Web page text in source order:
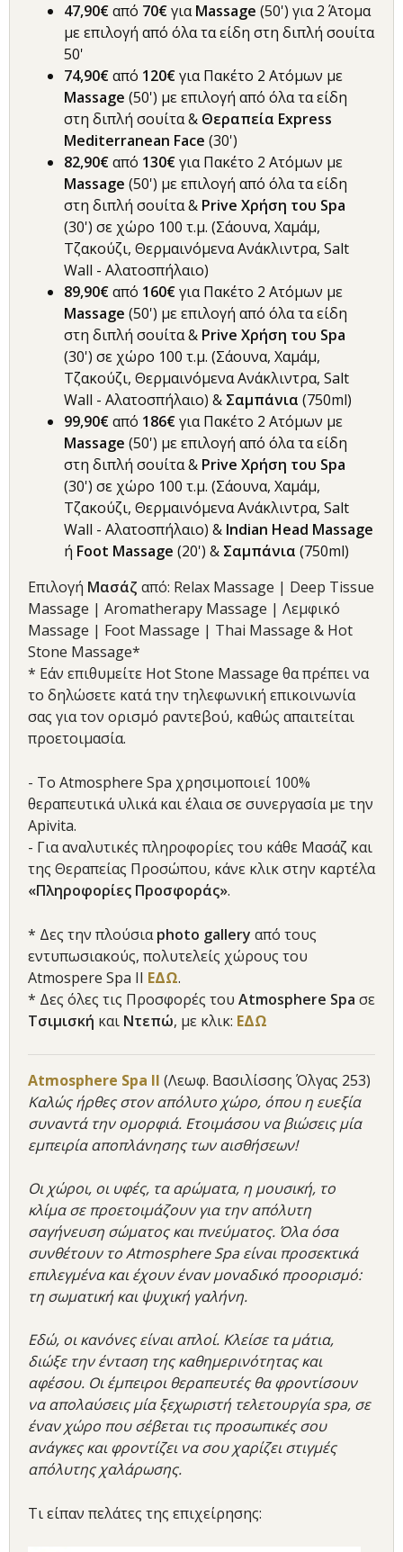
47,90€από 70€γιαMassage (50') για 2 Άτομα
με επιλογή από όλα τα είδη στη διπλή σουίτα
50'
74,90€από 120€για Πακέτο 2 Ατόμων με
Massage (50') με επιλογή από όλα τα είδη
στη διπλή σουίτα & Θεραπεία Express
Mediterranean Face (30')
82,90€από 130€για Πακέτο 2 Ατόμων με
Massage (50') με επιλογή από όλα τα είδη
στη διπλή σουίτα & Prive Χρήση του Spa
(30') σε χώρο 100 τ.μ. (Σάουνα, Χαμάμ,
Τζακούζι, Θερμαινόμενα Ανάκλιντρα, Salt
Wall - Αλατοσπήλαιο)
89,90€από 160€για Πακέτο 2 Ατόμων με
Massage (50') με επιλογή από όλα τα είδη
στη διπλή σουίτα & Prive Χρήση του Spa
(30') σε χώρο 100 τ.μ. (Σάουνα, Χαμάμ,
Τζακούζι, Θερμαινόμενα Ανάκλιντρα, Salt
Wall - Αλατοσπήλαιο) & Σαμπάνια (750ml)
99,90€από 186€για Πακέτο 2 Ατόμων με
Massage (50') με επιλογή από όλα τα είδη
στη διπλή σουίτα & Prive Χρήση του Spa
(30') σε χώρο 100 τ.μ. (Σάουνα, Χαμάμ,
Τζακούζι, Θερμαινόμενα Ανάκλιντρα, Salt
Wall - Αλατοσπήλαιο) & Indian Head Massage
ή Foot Massage (20') & Σαμπάνια (750ml)
Επιλογή Μασάζ από: Relax Massage | Deep Tissue
Massage | Aromatherapy Massage | Λεμφικό
Massage | Foot Massage | Thai Massage & Hot
Stone Massage*
* Εάν επιθυμείτε Hot Stone Massage θα πρέπει να
το δηλώσετε κατά την τηλεφωνική επικοινωνία
σας για τον ορισμό ραντεβού, καθώς απαιτείται
προετοιμασία.
- Tο Atmosphere Spa χρησιμοποιεί 100%
θεραπευτικά υλικά και έλαια σε συνεργασία με την
Apivita.
- Για αναλυτικές πληροφορίες του κάθε Μασάζ και
της Θεραπείας Προσώπου, κάνε κλικ στην καρτέλα
«Πληροφορίες Προσφοράς».
* Δες την πλούσιαphoto gallery από τους
εντυπωσιακούς, πολυτελείς χώρους του
Atmospere Spa II ΕΔΩ.
* Δες όλες τις Προσφορές του Atmosphere Spa σε
Τσιμισκή και Ντεπώ, με κλικ: ΕΔΩ
Atmosphere Spa ΙΙ (Λεωφ. Βασιλίσσης Όλγας 253)
Καλώς ήρθες στον απόλυτο χώρο, όπου η ευεξία
συναντά την ομορφιά. Ετοιμάσου να βιώσεις μία
εμπειρία αποπλάνησης των αισθήσεων!
Οι χώροι, οι υφές, τα αρώματα, η μουσική, το
κλίμα σε προετοιμάζουν για την απόλυτη
σαγήνευση σώματος και πνεύματος. Όλα όσα
συνθέτουν το Atmosphere Spa είναι προσεκτικά
επιλεγμένα και έχουν έναν μοναδικό προορισμό:
τη σωματική και ψυχική γαλήνη.
Εδώ, οι κανόνες είναι απλοί. Κλείσε τα μάτια,
διώξε την ένταση της καθημερινότητας και
αφέσου. Οι έμπειροι θεραπευτές θα φροντίσουν
να απολαύσεις μία ξεχωριστή τελετουργία spa, σε
έναν χώρο που σέβεται τις προσωπικές σου
ανάγκες και φροντίζει να σου χαρίζει στιγμές
απόλυτης χαλάρωσης.
Τι είπαν πελάτες της επιχείρησης: